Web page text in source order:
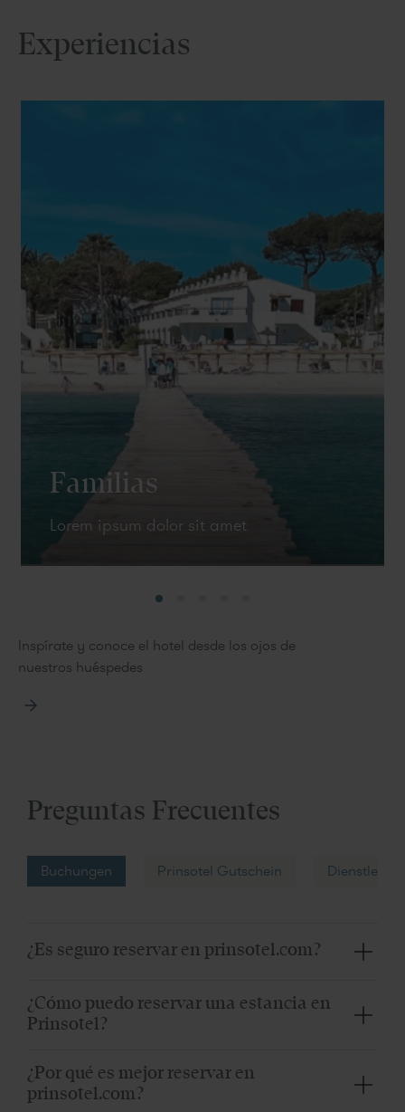
Experiencias
Familias
Lorem ipsum dolor sit amet
Inspírate y conoce el hotel desde los ojos de
nuestros huéspedes
Preguntas Frecuentes
Buchungen Prinsotel Gutschein
¿Es seguro reservar en prinsotel.com?
donde también utiliza plataforma de pago segura.
¿Cómo puedo reservar una estancia en
Prinsotel?
través de la web oficial www.prinsotel.es. Consulta la
disponibilidad indicando el hotel, las fechas y el
¿Por qué es mejor reservar en
prinsotel.com?